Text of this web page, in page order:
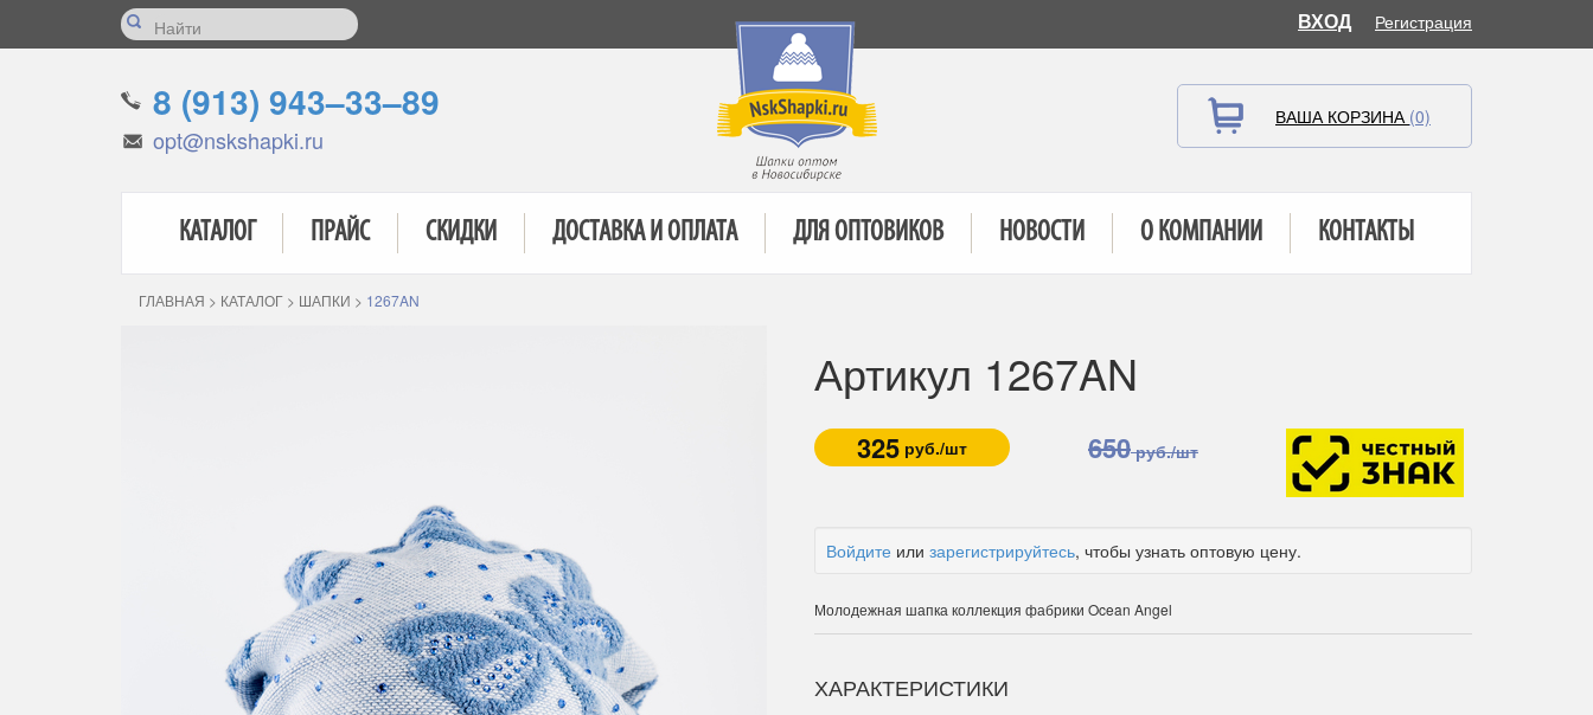
ВХОД Регистрация
8 (913) 943–33–89
opt@nskshapki.ru
ВАША КОРЗИНА (0)
КАТАЛОГ ПРАЙС СКИДКИ ДОСТАВКА И ОПЛАТА ДЛЯ ОПТОВИКОВ НОВОСТИ О КОМПАНИИ КОНТАКТЫ
ГЛАВНАЯ > КАТАЛОГ > ШАПКИ > 1267AN
Артикул 1267AN
325 руб./шт 650руб./шт
Войдите или зарегистрируйтесь, чтобы узнать оптовую цену.
Молодежная шапка коллекция фабрики Ocean Angel
ХАРАКТЕРИСТИКИ